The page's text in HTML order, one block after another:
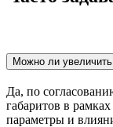
Можно ли
Да, по
габаритов в
параметры и